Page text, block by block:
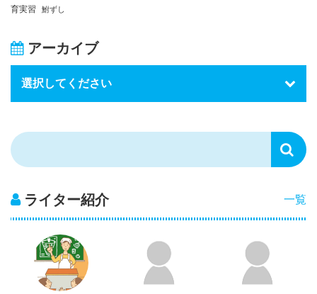
育実習 鮒ずし
アーカイブ
一覧
ライター紹介